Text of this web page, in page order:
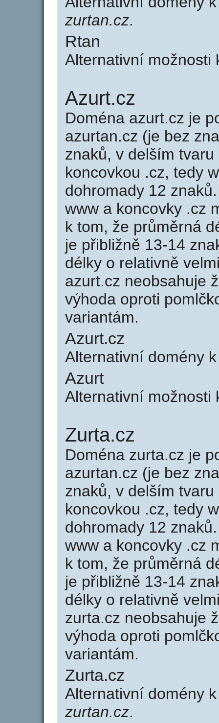
zurtan.cz.
Rtan
Alternativní
Azurt.cz
Doména azurt.cz je
azurtan.cz (je bez
znaků, v delším
koncovkou .cz, tedy
dohromady 12
www a koncovky .cz
k tom, že průměrná
je přibližně 13-14
délky o relativně
azurt.cz neobsahuje
výhoda oproti
variantám.
Azurt.cz
Alternativní domény
Azurt
Alternativní
Zurta.cz
Doména zurta.cz je
azurtan.cz (je bez
znaků, v delším
koncovkou .cz, tedy
dohromady 12
www a koncovky .cz
k tom, že průměrná
je přibližně 13-14
délky o relativně
zurta.cz neobsahuje
výhoda oproti
variantám.
Zurta.cz
Alternativní domény
zurtan.cz.